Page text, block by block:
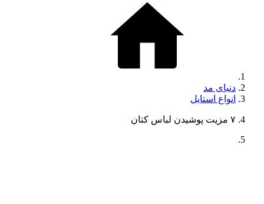
دنیای مد
انواع استایل
۷ مزیت پوشیدن لباس کتان